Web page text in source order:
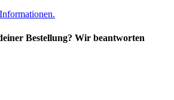
Bestellung? Wir beantworten